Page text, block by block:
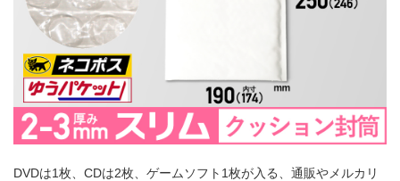
DVDは1枚、CDは2枚、ゲームソフト1枚が入る、通販やメルカリ